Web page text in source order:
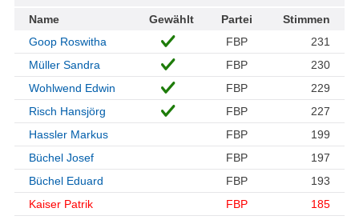
Name Gewählt Partei
Stimmen
Goop Roswitha
FBP
231
Müller Sandra
FBP
230
Wohlwend Edwin
FBP
229
Risch Hansjörg
FBP
227
Hassler Markus
FBP
199
Büchel Josef
FBP
197
Büchel Eduard
FBP
193
Kaiser Patrik
FBP 185